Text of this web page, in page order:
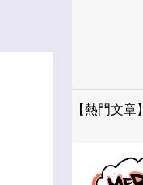
【熱門文章】